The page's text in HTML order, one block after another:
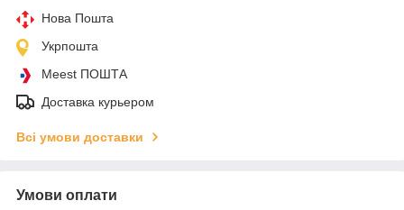
Нова Пошта
Укрпошта
Meest ПОШТА
Доставка курьером
Всі умови доставки
Умови оплати